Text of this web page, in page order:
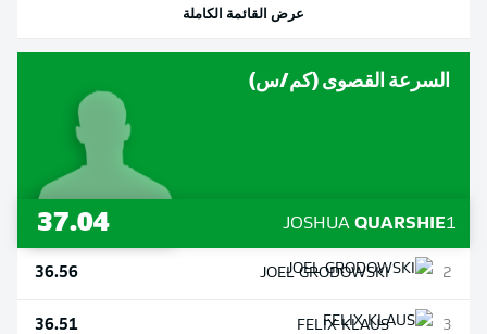
عرض القائمة الكاملة
السرعة القصوى (كم/س)
1
JOSHUA QUARSHIE
37.04
2
JOELGRODOWSKI
36.56
3
FELIXKLAUS
36.51